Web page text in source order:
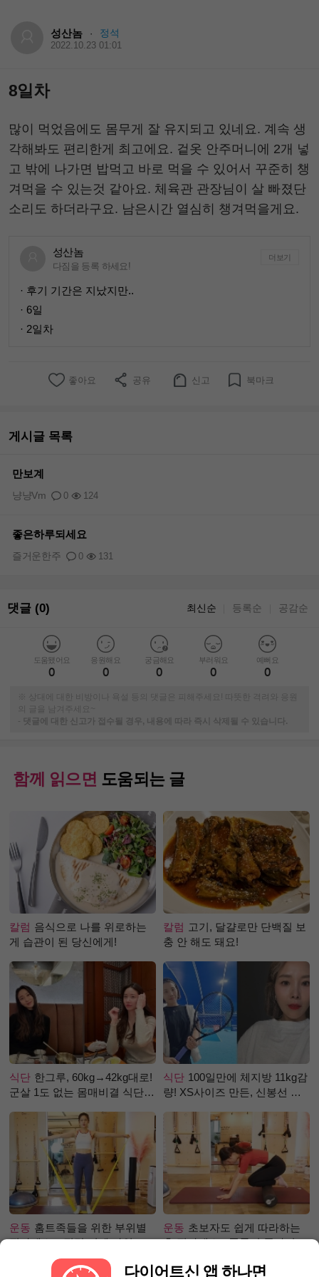
성산놈 · 정석
2022.10.23 01:01
8일차
많이 먹었음에도 몸무게 잘 유지되고 있네요. 계속 생
각해봐도 편리한게 최고에요. 겉옷 안주머니에 2개 넣
고 밖에 나가면 밥먹고 바로 먹을 수 있어서 꾸준히 챙
겨먹을 수 있는것 같아요. 체육관 관장님이 살 빠졌단
소리도 하더라구요. 남은시간 열심히 챙겨먹을게요.
성산놈
다짐을 등록 하세요!
더보기
· 후기 기간은 지났지만..
· 6일
· 2일차
좋아요 공유 신고 북마크
게시글 목록
만보계
0 124
냥냥Vm
좋은하루되세요
0 131
즐거운한주
댓글 (0) 최신순 등록순 공감순
도움됐어요
0
응원해요
0
궁금해요
0
부러워요
0
예뻐요
0
※ 상대에 대한 비방이나 욕설 등의 댓글은 피해주세요! 따뜻한 격려와 응원
의 글을 남겨주세요~
-
댓글에 대한 신고가 접수될 경우, 내용에 따라 즉시 삭제될 수 있습니다.
함께 읽으면 도움되는 글
칼럼 음식으로 나를 위로하는
게 습관이 된 당신에게!
칼럼 고기, 달걀로만 단백질 보
충 안 해도 돼요!
식단 한그루, 60kg→42kg대로!
군살 1도 없는 몸매비결 식단
식단 100일만에 체지방 11kg감
량! XS사이즈 만든, 신봉선 식
운동 홈트족들을 위한 부위별
필라테스 – 직각 어깨 라인 만
운동 초보자도 쉽게 따라하는
홈 필라테스 - 폼롤러 종아리 알
다이어트신 앱 하나면